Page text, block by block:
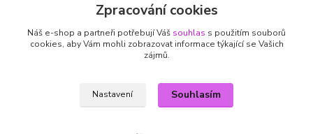
+420 737 725 324
(Po-Pá, 9-17 hod.)
Zpracování cookies
Náš e-shop a partneři potřebují Váš souhlas s použitím souborů
cookies, aby Vám mohli zobrazovat informace týkající se Vašich
zájmů.
Nastavení Souhlasím